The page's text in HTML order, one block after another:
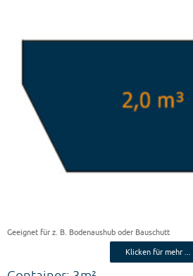
Geeignet für z. B. Bodenaushub oder Bauschutt
Klicken für mehr ...